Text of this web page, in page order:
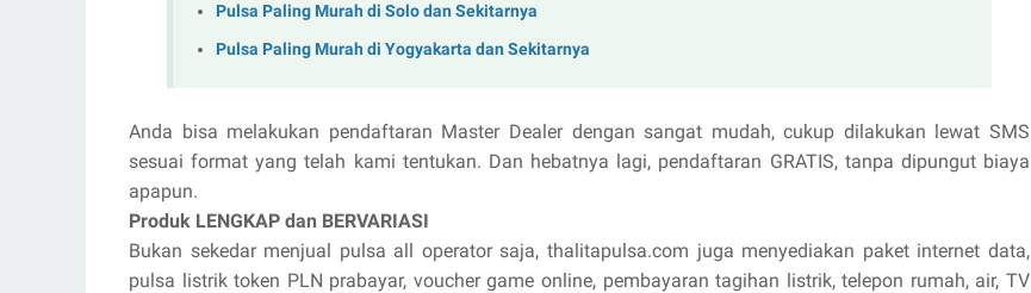
Pulsa Paling Murah di Solo dan Sekitarnya
Pulsa Paling Murah di Yogyakarta dan Sekitarnya
Anda bisa melakukan pendaftaran Master Dealer dengan sangat mudah, cukup dilakukan lewat SMS
sesuai format yang telah kami tentukan. Dan hebatnya lagi, pendaftaran GRATIS, tanpa dipungut biaya
apapun.
Produk LENGKAP dan BERVARIASI
Bukan sekedar menjual pulsa all operator saja, thalitapulsa.com juga menyediakan paket internet data,
pulsa listrik token PLN prabayar, voucher game online, pembayaran tagihan listrik, telepon rumah, air, TV